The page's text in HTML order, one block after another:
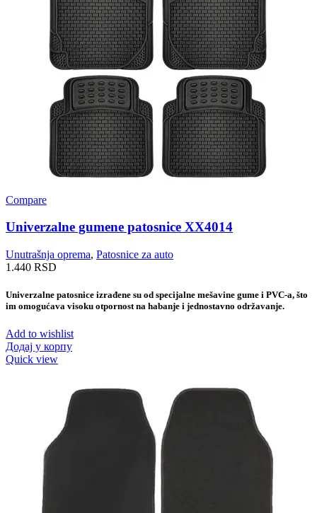
Compare
Univerzalne gumene patosnice XX4014
Unutrašnja oprema, Patosnice za auto
1.440 RSD
Univerzalne patosnice izrađene su od specijalne mešavine gume i PVC-a, što
im omogućava visoku otpornost na habanje i jednostavno održavanje.
Add to wishlist
Додај у корпу
Quick view